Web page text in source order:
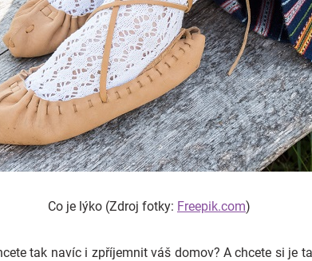
Co je lýko (Zdroj fotky: Freepik.com)
tak navíc i zpříjemnit váš domov? A chcete si je